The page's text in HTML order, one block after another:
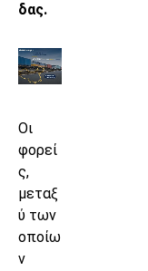
δας.
Οι
φορεί
ς,
μεταξ
ύ των
οποίω
ν